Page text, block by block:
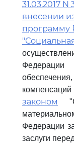
31.03.2017 N
внесении
программу
Федерации
законом
"О
Федерации
заслуги